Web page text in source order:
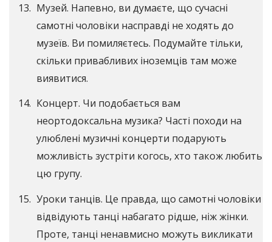
Музей. Напевно, ви думаєте, що сучасні
самотні чоловіки насправді не ходять до
музеїв. Ви помиляєтесь. Подумайте тільки,
скільки привабливих іноземців там може
виявитися.
Концерт. Чи подобається вам
неортодоксальна музика? Часті походи на
улюблені музичні концерти подарують
можливість зустріти когось, хто також любить
цю групу.
Уроки танців. Це правда, що самотні чоловіки
відвідують танці набагато рідше, ніж жінки.
Проте, танці ненавмисно можуть викликати